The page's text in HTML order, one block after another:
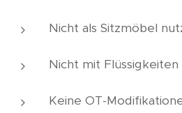
Nicht als Sitzmöbel
Nicht mit
Keine OT-